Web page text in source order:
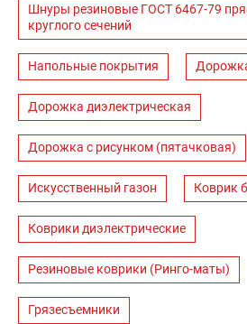
Шнуры резиновые ГОСТ 6467-79
круглого сечений
Напольные покрытия
Дорожка диэлектрическая
Дорожка с рисунком (пятачковая)
Искусственный газон Коврик
Коврики диэлектрические
Резиновые коврики (Ринго-маты)
Грязесъемники